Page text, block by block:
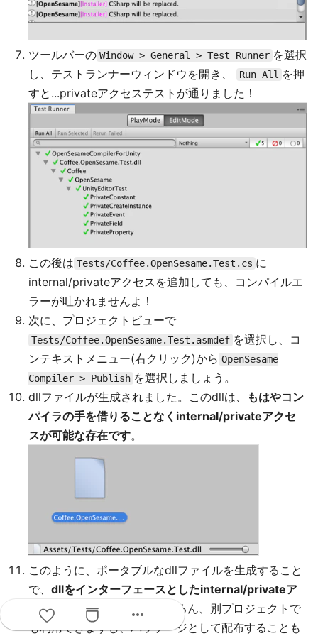
ツールバーの Window > General > Test Runner を選択
し、テストランナーウィンドウを開き、
Run All を押
すと...privateアクセステストが通りました！
この後は Tests/Coffee.OpenSesame.Test.cs に
internal/privateアクセスを追加しても、コンパイルエ
ラーが吐かれませんよ！
次に、プロジェクトビューで
Tests/Coffee.OpenSesame.Test.asmdef を選択し、コ
ンテキストメニュー(右クリック)から OpenSesame
Compiler > Publish を選択しましょう。
dllファイルが生成されました。このdllは、
もはやコン
パイラの手を借りることなくinternal/privateアクセ
スが可能な存在です。
このように、ポータブルなdllファイルを生成すること
で、 dllをインターフェースとしたinternal/privateア
クセスが実現できます
。もちろん、別プロジェクトで
も利用できますし、パッケージとして配布することも
more_horiz